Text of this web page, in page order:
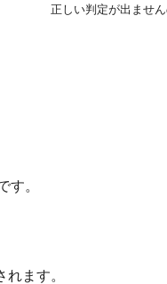
正しい判定が出ませ
す。
ます。